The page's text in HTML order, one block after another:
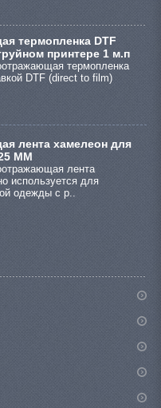
термопленка DTF
принтере 1 м.п
термопленка
DTF (direct to film)
лента хамелеон для
ММ
лента
используется для
одежды с р..